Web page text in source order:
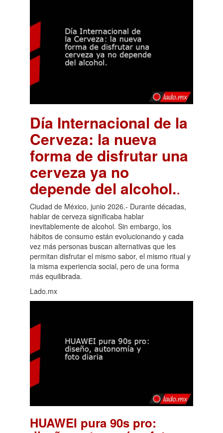
Día Internacional de la
Cerveza: la nueva
forma de disfrutar una
cerveza ya no
depende del alcohol..
Ciudad de México, junio 2026.- Durante décadas,
hablar de cerveza significaba hablar
inevitablemente de alcohol. Sin embargo, los
hábitos de consumo están evolucionando y cada
vez más personas buscan alternativas que les
permitan disfrutar el mismo sabor, el mismo ritual y
la misma experiencia social, pero de una forma
más equilibrada.
Lado.mx
HUAWEI pura 90s pro: